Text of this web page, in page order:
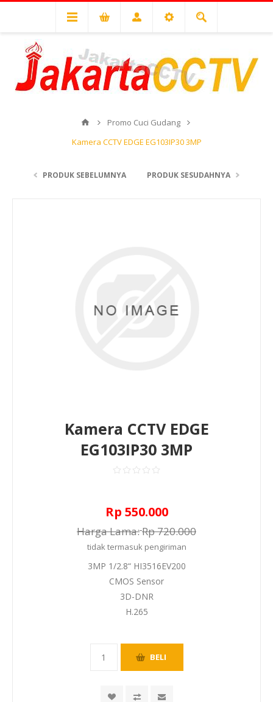
Promo Cuci Gudang
Kamera CCTV EDGE EG103IP30 3MP
PRODUK SEBELUMNYA PRODUK SESUDAHNYA
Kamera CCTV EDGE
EG103IP30 3MP
Rp 550.000
Harga Lama:Rp 720.000
tidak termasuk pengiriman
3MP 1/2.8“ HI3516EV200
CMOS Sensor
3D-DNR
H.265